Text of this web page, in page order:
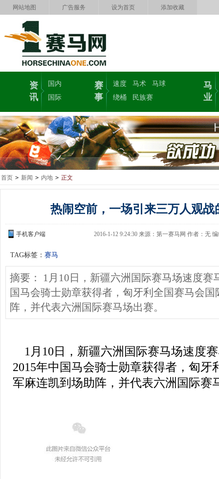
网站地图 广告服务 设为首页 添加收藏
资
讯
国内
国际
赛
事
速度 马术
马球
绕桶
民族赛
马
业
首页 > 新闻 > 内地 > 正文
热闹空前，一场引来三万人观战
手机客户端 2016-1-12 9:24:30 来源：第一赛马网 作者：无 编
TAG标签： 赛马
摘要： 1月10日，新疆六洲国际赛马场速度赛
国马会骑士勋章获得者，匈牙利全国赛马会
阵，并代表六洲国际赛马场出赛。
1月10日，新疆六洲国际赛马场速度
2015年中国马会骑士勋章获得者，匈牙
军麻连凯到场助阵，并代表六洲国际赛